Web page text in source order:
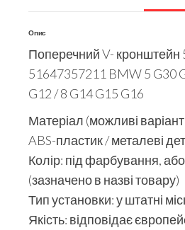
Опис
Поперечний V- кронштейн
51647357211 BMW 5 G30
G12 / 8 G14 G15 G16
Матеріал (можливі
ABS-пластик / металеві
Колір: під фарбування,
(зазначено в назві товару)
Тип установки: у штатні
Якість: відповідає